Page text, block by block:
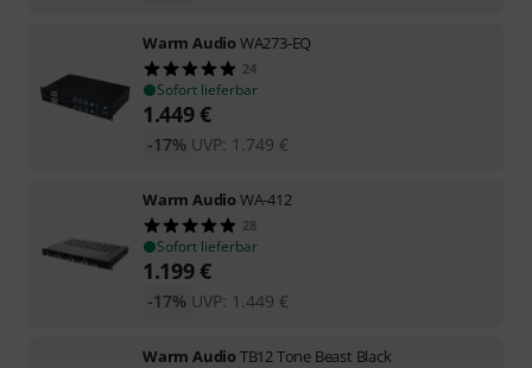
Warm AudioWA273-EQ
24
Sofort lieferbar
1.449€
UVP: 1.749 €
-17%
Warm AudioWA-412
28
Sofort lieferbar
1.199€
UVP: 1.449 €
-17%
Warm AudioTB12 Tone Beast Black